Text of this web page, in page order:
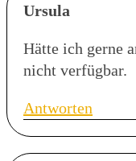
Ursula
Hätte ich gerne
nicht verfügbar.
Antworten